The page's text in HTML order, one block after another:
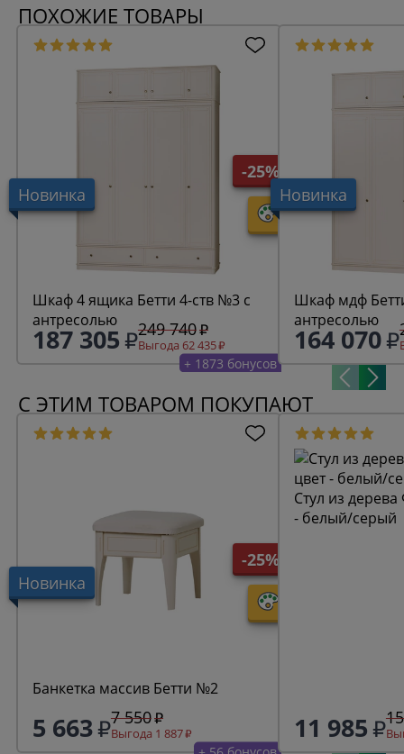
ПОХОЖИЕ ТОВАРЫ
Новинка
-25%
Шкаф 4 ящика Бетти 4-ств №3 с
антресолью
187 305 249 740
Выгода 62 435
+ 1873 бонусов
Новинка
Шкаф мдф
антресолью
164 070
С ЭТИМ ТОВАРОМ ПОКУПАЮТ
Новинка
-25%
Банкетка массив Бетти №2
5 663 7 550
Выгода 1 887
Стул из
- белый/серый
11 985